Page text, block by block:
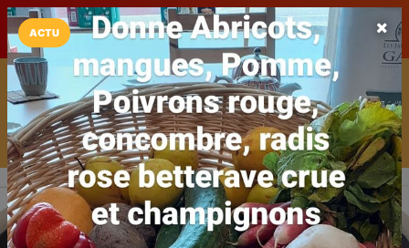
LaCarte LaCarte sur
Play Store
Installez l'App LaCarte
Téléchargez gratuitement l'app LaCarte pour suivre vos
commerces favoris et ne rien rater !
Télécharger Plus tard
ACTU